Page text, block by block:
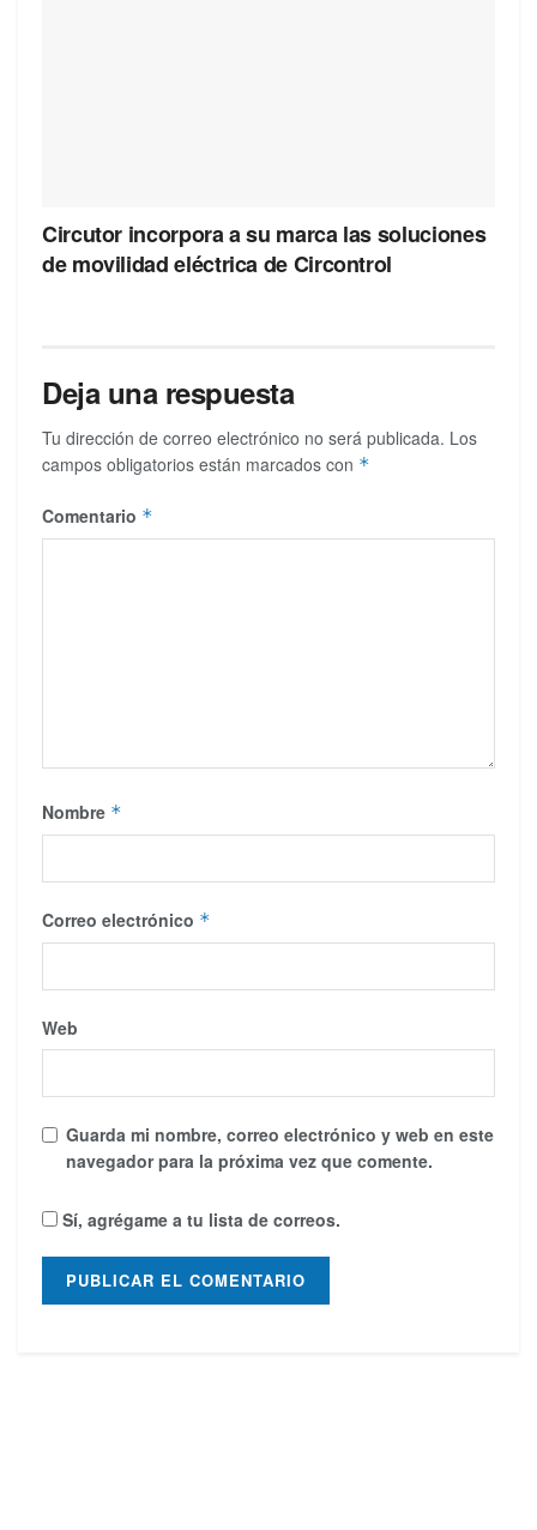
Circutor incorpora a su marca las soluciones
de movilidad eléctrica de Circontrol
Deja una respuesta
Tu dirección de correo electrónico no será publicada. Los
campos obligatorios están marcados con *
Comentario *
Nombre *
Correo electrónico *
Web
Guarda mi nombre, correo electrónico y web en este
navegador para la próxima vez que comente.
Sí, agrégame a tu lista de correos.